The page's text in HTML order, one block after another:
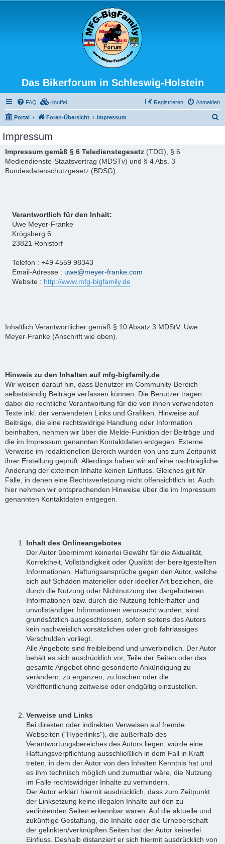
Das Bikerforum in Schleswig-Holstein
FAQ Knuffel Anmelden
Registrieren
Portal Foren-Übersicht Impressum
Impressum
Impressum gemäß § 6 Teledienstegesetz (TDG), § 6
Mediendienste-Staatsvertrag (MDSTv) und § 4 Abs. 3
Bundesdatenschutzgesetz (BDSG)
Verantwortlich für den Inhalt:
Uwe Meyer-Franke
Krögsberg 6
23821 Rohlstorf
Telefon : +49 4559 98343
Email-Adresse : uwe@meyer-franke.com
Website : http://www.mfg-bigfamily.de
Inhaltlich Verantwortlicher gemäß § 10 Absatz 3 MDStV: Uwe
Meyer-Franke (Anschrift wie oben).
Hinweis zu den Inhalten auf mfg-bigfamily.de
Wir weisen darauf hin, dass Benutzer im Community-Bereich
selbstständig Beiträge verfassen können. Die Benutzer tragen
dabei die rechtliche Verantwortung für die von ihnen verwendeten
Texte inkl. der verwendeten Links und Grafiken. Hinweise auf
Beiträge, die eine rechtswidrige Handlung oder Information
beinhalten, nehmen wir über die Melde-Funktion der Beiträge und
die im Impressum genannten Kontaktdaten entgegen. Externe
Verweise im redaktionellen Bereich wurden von uns zum Zeitpunkt
ihrer Erstellung geprüft. Allerdings haben wir auf eine nachträgliche
Änderung der externen Inhalte keinen Einfluss. Gleiches gilt für
Fälle, in denen eine Rechtsverletzung nicht offensichtlich ist. Auch
hier nehmen wir entsprechenden Hinweise über die im Impressum
genannten Kontaktdaten entgegen.
Inhalt des Onlineangebotes
Der Autor übernimmt keinerlei Gewähr für die Aktualität,
Korrektheit, Vollständigkeit oder Qualität der bereitgestellten
Informationen. Haftungsansprüche gegen den Autor, welche
sich auf Schäden materieller oder ideeller Art beziehen, die
durch die Nutzung oder Nichtnutzung der dargebotenen
Informationen bzw. durch die Nutzung fehlerhafter und
unvollständiger Informationen verursacht wurden, sind
grundsätzlich ausgeschlossen, sofern seitens des Autors
kein nachweislich vorsätzliches oder grob fahrlässiges
Verschulden vorliegt.
Alle Angebote sind freibleibend und unverbindlich. Der Autor
behält es sich ausdrücklich vor, Teile der Seiten oder das
gesamte Angebot ohne gesonderte Ankündigung zu
verändern, zu ergänzen, zu löschen oder die
Veröffentlichung zeitweise oder endgültig einzustellen.
Verweise und Links
Bei direkten oder indirekten Verweisen auf fremde
Webseiten ("Hyperlinks"), die außerhalb des
Verantwortungsbereiches des Autors liegen, würde eine
Haftungsverpflichtung ausschließlich in dem Fall in Kraft
treten, in dem der Autor von den Inhalten Kenntnis hat und
es ihm technisch möglich und zumutbar wäre, die Nutzung
im Falle rechtswidriger Inhalte zu verhindern.
Der Autor erklärt hiermit ausdrücklich, dass zum Zeitpunkt
der Linksetzung keine illegalen Inhalte auf den zu
verlinkenden Seiten erkennbar waren. Auf die aktuelle und
zukünftige Gestaltung, die Inhalte oder die Urheberschaft
der gelinkten/verknüpften Seiten hat der Autor keinerlei
Einfluss. Deshalb distanziert er sich hiermit ausdrücklich von